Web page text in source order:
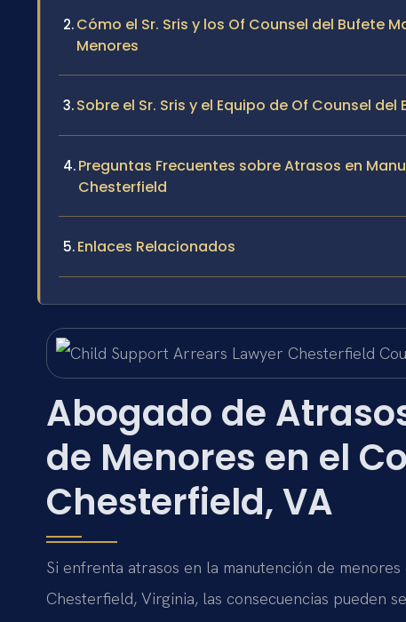
Cómo el Sr. Sris y los Of Counsel del Bufete
Menores
Sobre el Sr. Sris y el Equipo de Of Counsel del
Preguntas Frecuentes sobre Atrasos en
Chesterfield
Enlaces Relacionados
Abogado de
de Menores en el
Chesterfield, VA
Si enfrenta atrasos en la manutención de
Chesterfield, Virginia, las consecuencias pueden